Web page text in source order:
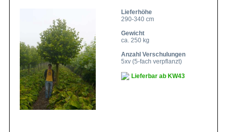
Lieferhöhe
290-340 cm
Gewicht
ca. 250 kg
Anzahl Verschulungen
5xv (5-fach verpflanzt)
Lieferbar ab KW43